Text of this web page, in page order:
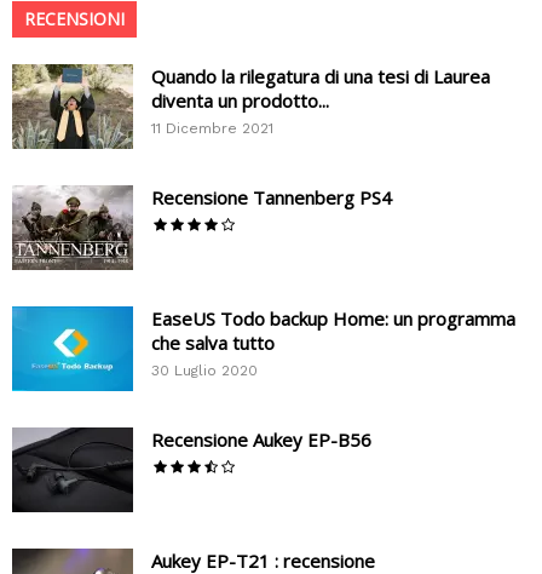
RECENSIONI
Quando la rilegatura di una tesi di Laurea
diventa un prodotto...
11 Dicembre 2021
Recensione Tannenberg PS4
EaseUS Todo backup Home: un programma
che salva tutto
30 Luglio 2020
Recensione Aukey EP-B56
Aukey EP-T21 : recensione